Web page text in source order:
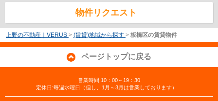
物件リクエスト
上野の不動産｜VERUS > (賃貸)地域から探す > 板橋区の賃貸物件
ページトップに戻る
営業時間:10：00～19：30
定休日:毎週水曜日（但し、1月～3月は営業しております）